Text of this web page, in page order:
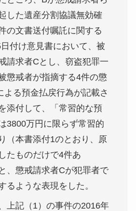
した遺産分割協議無効確
の文書送付嘱託に関する
付け意見書において、被
請求者Cとし、窃盗犯罪一
懲戒者が指摘する4件の懲
よる預金払戻行為が記載さ
添付して、「常習的な預
3800万円に限らず常習的
（本書添付1のとおり、原
たものだけで4件あ
、懲戒請求者Cが犯罪者で
るような表現をした。
上記（1）の事件の2016年